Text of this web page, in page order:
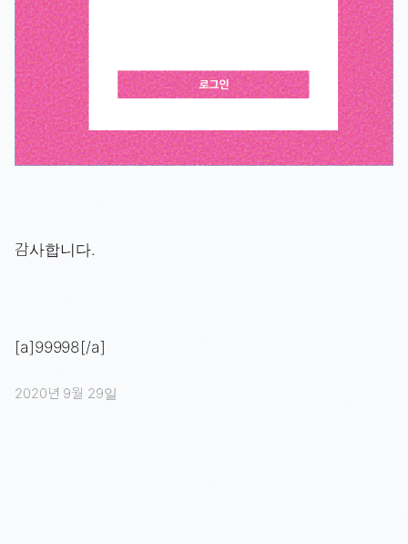
감사합니다.
[a]99998[/a]
2020년 9월 29일